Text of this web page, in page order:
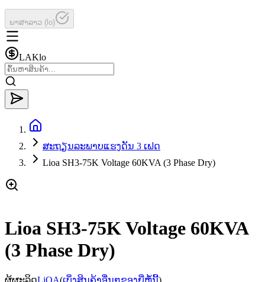
ພາສາລາວ ( lo)
LAKlo
ສະຖຽນລະພາບແຮງດັນ 3 ເຟດ
Lioa SH3-75K Voltage 60KVA (3 Phase Dry)
Lioa SH3-75K Voltage 60KVA
(3 Phase Dry)
ຜູ້ຜະລິດLiOA(ເບິ່ງສິນຄ້າອື່ນໆຂອງຍີ່ຫໍ້ນີ້)